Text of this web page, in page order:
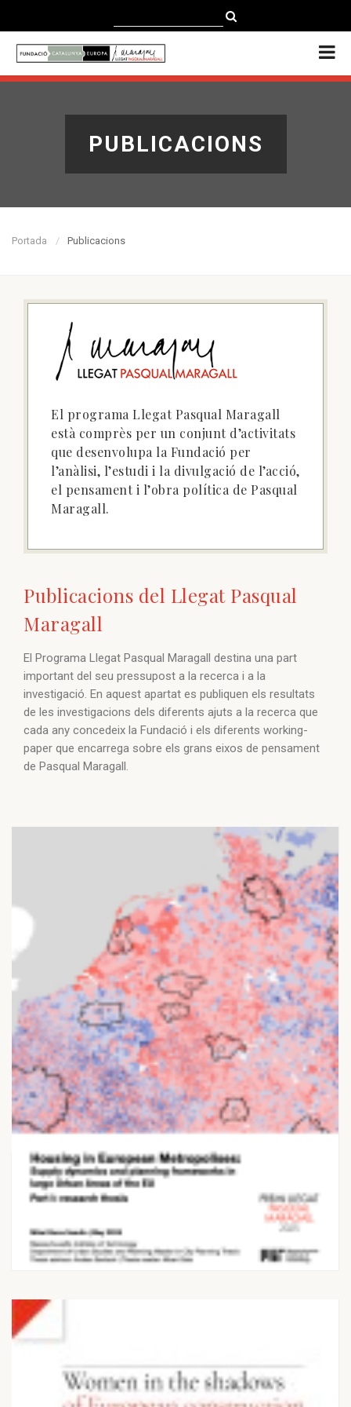
ENGLISH
PUBLICACIONS
Portada Publicacions
El programa Llegat Pasqual Maragall
està comprès per un conjunt d’activitats
que desenvolupa la Fundació per
l’anàlisi, l’estudi i la divulgació de l’acció,
el pensament i l’obra política de Pasqual
Maragall.
Publicacions del Llegat Pasqual
Maragall
El Programa Llegat Pasqual Maragall destina una part
important del seu pressupost a la recerca i a la
investigació. En aquest apartat es publiquen els resultats
de les investigacions dels diferents ajuts a la recerca que
cada any concedeix la Fundació i els diferents working-
paper que encarrega sobre els grans eixos de pensament
de Pasqual Maragall.
28 DE NOVEMBRE 2025
Housing in European
dynamics and planning
frameworks...